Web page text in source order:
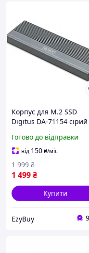
Корпус для M.2 SSD
Digitus DA-71154 сірий
6Gbps SATA B-Key
2230/2242/2260/2280
free UASP
Готово до відправки
від 150₴/міс
1 499₴
1 999 ₴
Купити
EzyBuy